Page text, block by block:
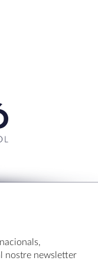
nostre newsletter